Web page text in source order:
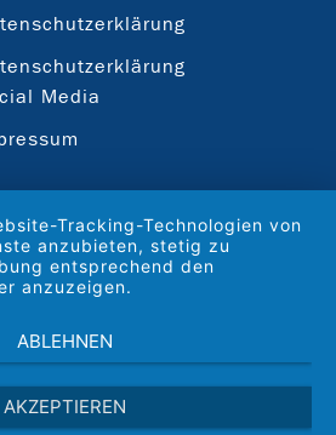
Media
Tracking-Technologien von
anzubieten, stetig zu
entsprechend den
anzuzeigen.
ABLEHNEN
AKZEPTIEREN